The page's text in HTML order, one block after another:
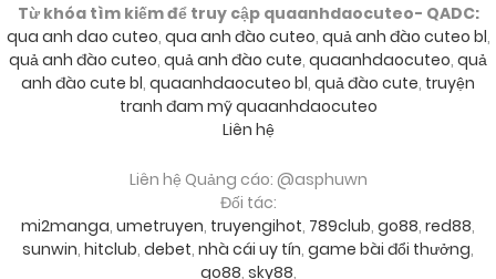
Chapter 11 25/09/2024
Chapter 9
Từ khóa tìm kiếm để truy cập quaanhdaocuteo- QADC:
qua anh dao cuteo, qua anh đào cuteo, quả anh đào cuteo bl,
quả anh đào cuteo, quả anh đào cute, quaanhdaocuteo, quả
anh đào cute bl, quaanhdaocuteo bl, quả đào cute, truyện
tranh đam mỹ quaanhdaocuteo
Liên hệ
Liên hệ Quảng cáo: @asphuwn
Đối tác:
mi2manga, umetruyen, truyengihot, 789club, go88, red88,
sunwin, hitclub, debet, nhà cái uy tín, game bài đổi thưởng,
go88, sky88,